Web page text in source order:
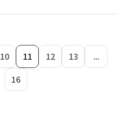
10 11 12 13
...
16